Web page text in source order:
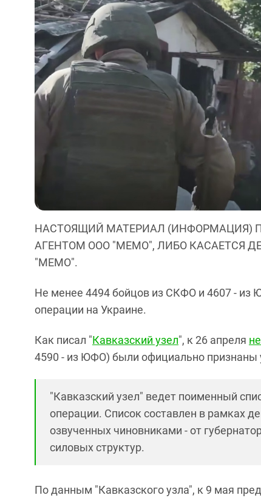
НАСТОЯЩИЙ МАТЕРИАЛ (ИНФОРМАЦИЯ)
АГЕНТОМ ООО "МЕМО", ЛИБО КАСАЕТСЯ
"МЕМО".
Не менее 4494 бойцов из СКФО и 4607 -
операции на Украине.
Как писал "Кавказский узел", к 26 апреля
4590 - из ЮФО) были официально признаны
"Кавказский узел" ведет поименный
операции. Список составлен в рамках
озвученных чиновниками - от
силовых структур.
По данным "Кавказского узла", к 9 мая